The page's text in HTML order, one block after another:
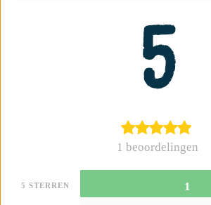
5
1 beoordelingen
5 STERREN 1